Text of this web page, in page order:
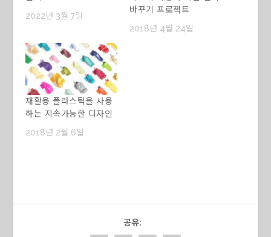
2022년 3월 7일
바꾸기 프로젝트
2018년 4월 24일
재활용 플라스틱을 사용
하는 지속가능한 디자인
2018년 2월 6일
공유: